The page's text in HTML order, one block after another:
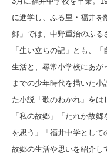
に進学し、ふる里・福井
郷」では、中野重治のふる
「生い立ちの記」とも、
生活と、尋常小学校にあが
までの少年時代を描いた
た小説「歌のわかれ」をは
「私の故郷」「たれか故
を思う」「福井中学とし
故郷の生活や思いを紹介し